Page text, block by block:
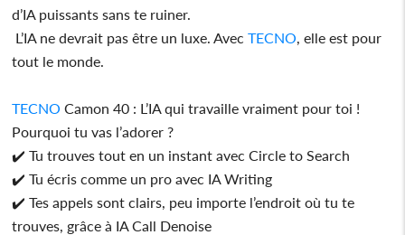
d’IA puissants sans te ruiner.
L’IA ne devrait pas être un luxe. AvecTECNO, elle est pour
tout le monde.
TECNO Camon 40 : L’IA qui travaille vraiment pour toi !
Pourquoi tu vas l’adorer ?
✔️ Tu trouves tout en un instant avec Circle to Search
✔️ Tu écris comme un pro avec IA Writing
✔️ Tes appels sont clairs, peu importe l’endroit où tu te
trouves, grâce à IA Call Denoise